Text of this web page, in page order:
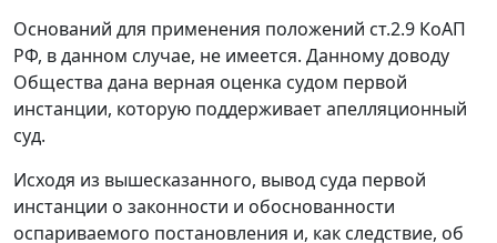
Оснований для применения положений ст.2.9 КоАП
РФ, в данном случае, не имеется. Данному доводу
Общества дана верная оценка судом первой
инстанции, которую поддерживает апелляционный
суд.
Исходя из вышесказанного, вывод суда первой
инстанции о законности и обоснованности
оспариваемого постановления и, как следствие, об